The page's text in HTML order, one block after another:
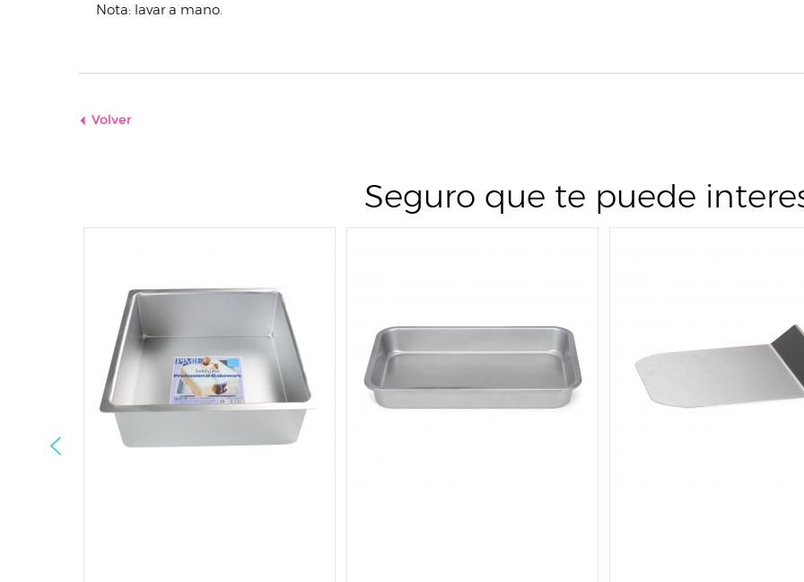
Nota: lavar a mano.
Volver
Seguro que te puede